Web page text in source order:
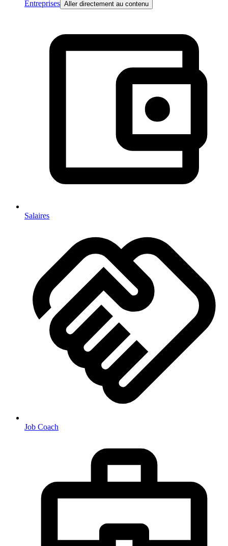
Entreprises Aller directement au contenu
Salaires
Job Coach